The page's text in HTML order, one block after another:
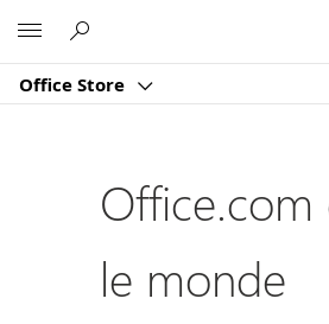
Office Store
Office.com
le monde